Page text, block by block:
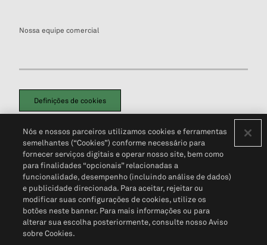
Nossa equipe comercial
Definições de cookies
Política de PrivacidadePortal de privacidade do cliente (em inglês)
Não Venda Minhas Informações Pessoais© 2026 S&P Global
Nós e nossos parceiros utilizamos cookies e ferramentas
semelhantes (“Cookies”) conforme necessário para
fornecer serviços digitais e operar nosso site, bem como
para finalidades “opcionais” relacionadas a
funcionalidade, desempenho (incluindo análise de dados)
e publicidade direcionada. Para aceitar, rejeitar ou
modificar suas configurações de cookies, utilize os
botões neste banner. Para mais informações ou para
alterar sua escolha posteriormente, consulte nosso Aviso
sobre Cookies.